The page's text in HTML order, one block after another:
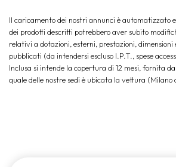
Il caricamento dei nostri annunci è automatizzato
dei prodotti descritti potrebbero aver subito
relativi a dotazioni, esterni, prestazioni, dimensioni
pubblicati (da intendersi escluso I.P.T., spese
Inclusa si intende la copertura di 12 mesi, fornita
quale delle nostre sedi è ubicata la vettura